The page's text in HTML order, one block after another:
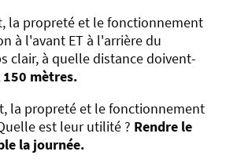
la propreté et le fonctionnement
à l'avant ET à l'arrière du
clair, à quelle distance doivent-
150 mètres.
la propreté et le fonctionnement
est leur utilité ? Rendre le
la journée.